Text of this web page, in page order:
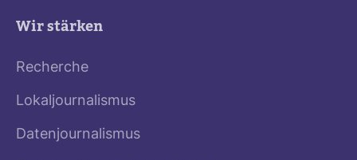
Wir stärken
Recherche
Lokaljournalismus
Datenjournalismus